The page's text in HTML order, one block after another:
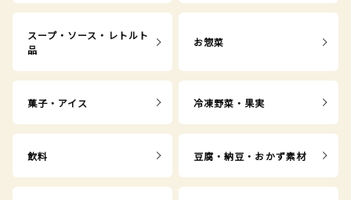
スープ・ソース・レトルト
品
お惣菜
菓子・アイス 冷凍野菜・果実
飲料 豆腐・納豆・おかず素材